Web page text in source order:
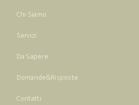
Chi Siamo
Servizi
Da Sapere
Domande&Risposte
Contatti